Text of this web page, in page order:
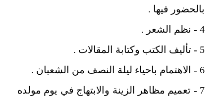
بالحضور فيها .
4 - نظم الشعر .
5 - تأليف الكتب وكتابة المقالات .
6 - الاهتمام باحياء ليلة النصف من الشعبان .
7 - تعميم مظاهر الزينة والابتهاج في يوم مولده